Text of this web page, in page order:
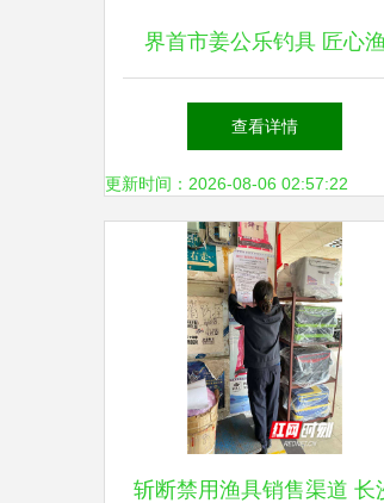
界首市姜公乐钓具 匠心渔
具，乐享垂钓人生
查看详情
更新时间：2026-08-06 02:57:22
斩断禁用渔具销售渠道 长